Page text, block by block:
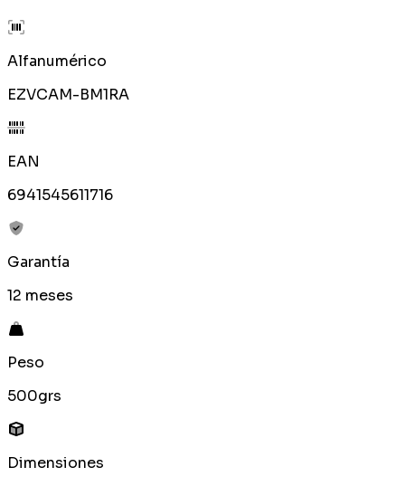
Alfanumérico
EZVCAM-BM1RA
EAN
6941545611716
Garantía
12 meses
Peso
500grs
Dimensiones